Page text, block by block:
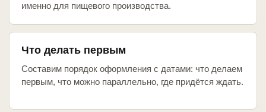
именно для пищевого производства.
Что делать первым
Составим порядок оформления с датами: что делаем
первым, что можно параллельно, где придётся ждать.